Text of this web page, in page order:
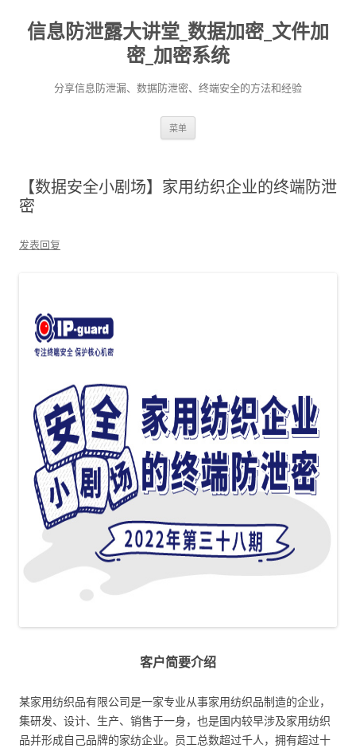
信息防泄露大讲堂_数据加密_文件加
密_加密系统
分享信息防泄漏、数据防泄密、终端安全的方法和经验
菜单
【数据安全小剧场】家用纺织企业的终端防泄
密
发表回复
客户简要介绍
某家用纺织品有限公司是一家专业从事家用纺织品制造的企业，
集研发、设计、生产、销售于一身，也是国内较早涉及家用纺织
品并形成自己品牌的家纺企业。员工总数超过千人，拥有超过十